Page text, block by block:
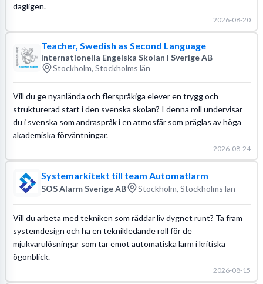
dagligen.
2026-08-20
Teacher, Swedish as Second Language
Internationella Engelska Skolan i Sverige AB
Stockholm, Stockholms län
Vill du ge nyanlända och flerspråkiga elever en trygg och
strukturerad start i den svenska skolan? I denna roll undervisar
du i svenska som andraspråk i en atmosfär som präglas av höga
akademiska förväntningar.
2026-08-24
Systemarkitekt till team Automatlarm
SOS Alarm Sverige AB Stockholm, Stockholms län
Vill du arbeta med tekniken som räddar liv dygnet runt? Ta fram
systemdesign och ha en teknikledande roll för de
mjukvarulösningar som tar emot automatiska larm i kritiska
ögonblick.
2026-08-15